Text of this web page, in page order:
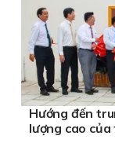
Hướng đến
lượng cao của